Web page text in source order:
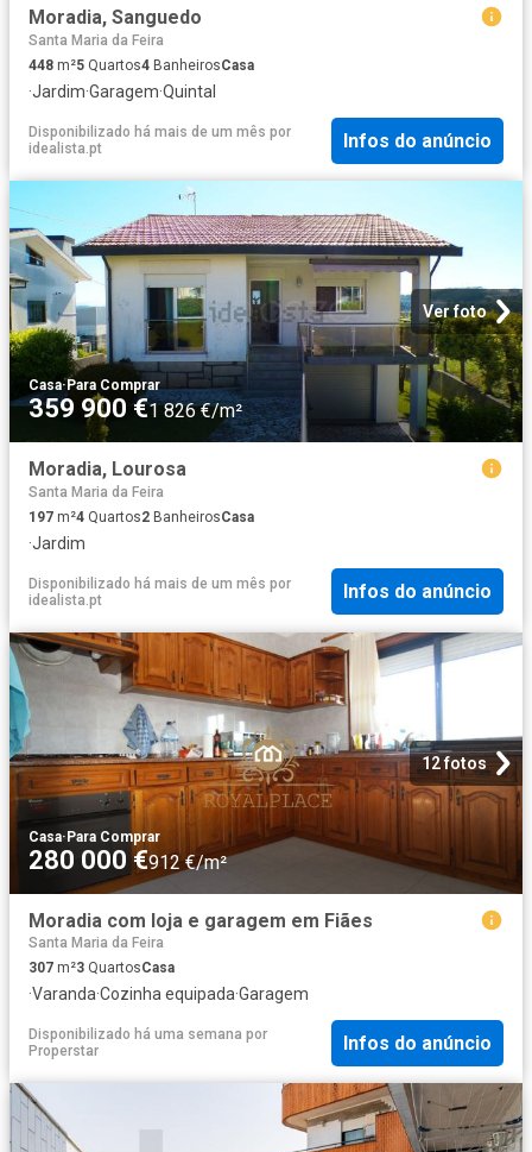
Moradia, Sanguedo
Santa Maria da Feira
448 m²5 Quartos4 BanheirosCasa
·Jardim·Garagem·Quintal
Disponibilizado há mais de um mês por
idealista.pt
Infos do anúncio
Ver foto
Casa· Para Comprar
359 900 €1 826 €/m²
Moradia, Lourosa
Santa Maria da Feira
197 m²4 Quartos2 BanheirosCasa
·Jardim
Disponibilizado há mais de um mês por
idealista.pt
Infos do anúncio
12 fotos
Casa·Para Comprar
280 000 €912 €/m²
Moradia com loja e garagem em Fiães
Santa Maria da Feira
307 m²3 QuartosCasa
·Varanda·Cozinha equipada·Garagem
Disponibilizado há uma semana por
Properstar
Infos do anúncio